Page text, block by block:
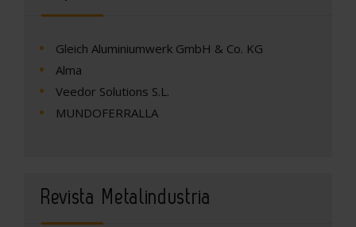
Gleich Aluminiumwerk GmbH & Co. KG
Alma
Veedor Solutions S.L.
MUNDOFERRALLA
Revista Metalindustria